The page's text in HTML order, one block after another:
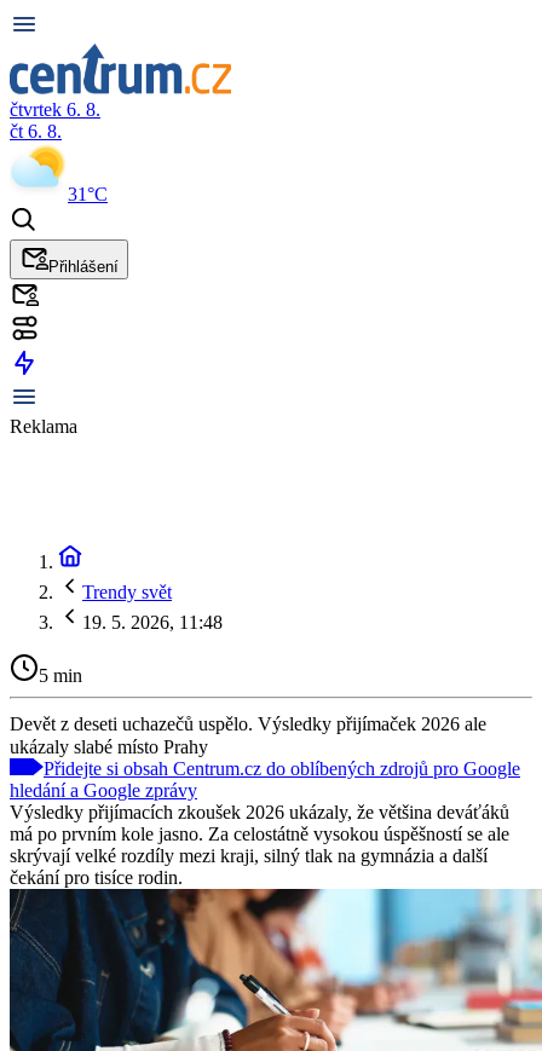
čtvrtek 6. 8.
čt 6. 8.
31°C
Přihlášení
Reklama
Trendy svět
19. 5. 2026, 11:48
5 min
Devět z deseti uchazečů uspělo. Výsledky přijímaček 2026 ale
ukázaly slabé místo Prahy
Přidejte si obsah Centrum.cz do oblíbených zdrojů pro Google
hledání a Google zprávy
Výsledky přijímacích zkoušek 2026 ukázaly, že většina deváťáků
má po prvním kole jasno. Za celostátně vysokou úspěšností se ale
skrývají velké rozdíly mezi kraji, silný tlak na gymnázia a další
čekání pro tisíce rodin.